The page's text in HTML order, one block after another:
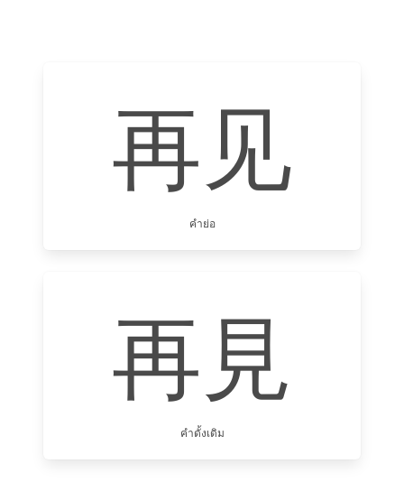
再见
คำย่อ
再見
คำดั้งเดิม